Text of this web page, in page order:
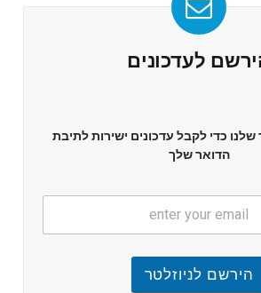
לעדכונים
שלנו כדי לקבל עדכונים ישירות לתיבת
הדואר שלך
הירשם לניוזלטר